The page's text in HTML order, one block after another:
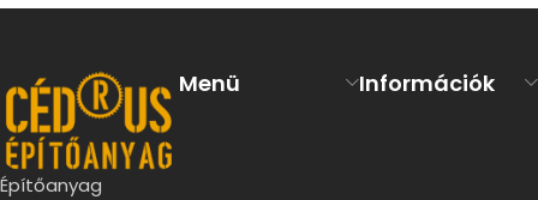
Építőanyag
Menü Információk